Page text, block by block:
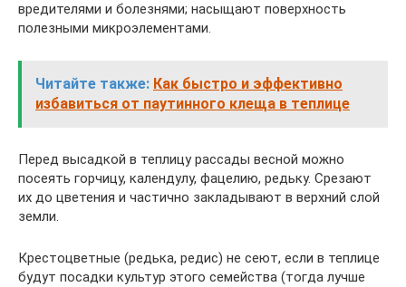
вредителями и болезнями; насыщают поверхность
полезными микроэлементами.
Читайте также: Как быстро и эффективно
избавиться от паутинного клеща в теплице
Перед высадкой в теплицу рассады весной можно
посеять горчицу, календулу, фацелию, редьку. Срезают
их до цветения и частично закладывают в верхний слой
земли.
Крестоцветные (редька, редис) не сеют, если в теплице
будут посадки культур этого семейства (тогда лучше